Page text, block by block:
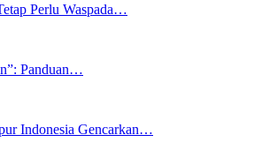
Perlu Waspada…
Panduan…
Indonesia Gencarkan…